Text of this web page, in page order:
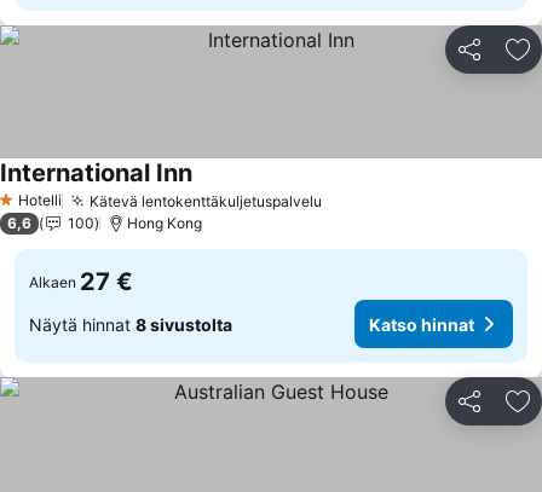
Jaa
1 Tähtiluokitus
Hotelli Kätevä lentokenttäkuljetuspalvelu
International Inn
6,6 100 Hong Kong
Alkaen 27 €
Näytä hinnat 8 sivustolta Katso hinnat
Jaa